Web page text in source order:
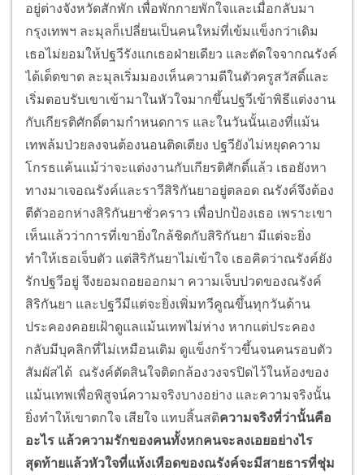
อยู่ต่างจังหวัดสักพัก เพื่อพักกายพักใจและเมื่อกลับมา
กรุงเทพฯ ละมุลก็เปลี่ยนเป็นคนใหม่ที่เข้มแข็งกว่าเดิม
เธอไม่ยอมให้ปฐวีรังแกเธอฝ่ายเดียว และตัดใจจากณรังค์
ได้เด็ดขาด ละมุลเริ่มมองเห็นความดีในตัวครูสวัสดิ์และ
เริ่มตอบรับเขาเข้ามาในหัวใจมากขึ้นปฐวีเข้าพิธีแต่งงาน
กับเกียรติศักดิ์ตามกำหนดการ และในวันนั้นเองที่แม้น
เทพล้มป่วยลงจนต้องนอนติดเตียง ปฐวียังไม่หยุดความ
โกรธแค้นแม้ว่าจะแต่งงานกับเกียรติศักดิ์แล้ว เธอยังหา
ทางมาเจอณรังค์และราวีสิริกันยาอยู่ตลอด ณรังค์จึงต้อง
ตีตัวออกห่างสิริกันยาชั่วคราว เพื่อปกป้องเธอ เพราะเขา
เห็นแล้วว่าการที่เขายิ่งใกล้ชิดกับสิริกันยา มีแต่จะยิ่ง
ทำให้เธอเจ็บตัว แต่สิริกันยาไม่เข้าใจ เธอคิดว่าณรังค์ยัง
รักปฐวีอยู่ จึงยอมถอยออกมา ความเจ็บปวดของณรังค์
สิริกันยา และปฐวีมีแต่จะยิ่งเพิ่มทวีคูณขึ้นทุกวันด้าน
ประคองคอยเฝ้าดูแลแม้นเทพไม่ห่าง หากแต่ประคอง
กลับมีบุคลิกที่ไม่เหมือนเดิม ดูแข็งกร้าวขึ้นจนคนรอบตัว
สัมผัสได้ ณรังค์ตัดสินใจติดกล้องวงจรปิดไว้ในห้องของ
แม้นเทพเพื่อพิสูจน์ความจริงบางอย่าง และความจริงนั้น
ยิ่งทำให้เขาตกใจ เสียใจ แทบสิ้นสติความจริงที่ว่านั้นคือ
อะไร แล้วความรักของคนทั้งหกคนจะลงเอยอย่างไร
สุดท้ายแล้วหัวใจที่แห้งเหือดของณรังค์จะมีสายธารที่ชุ่ม